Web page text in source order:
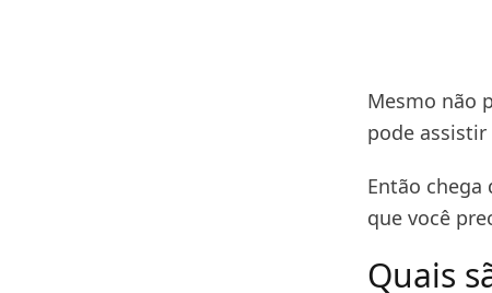
Mesmo não
pode
Então
que você
Quais